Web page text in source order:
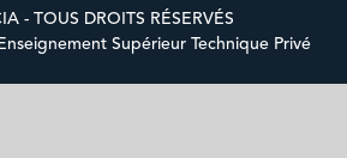
- TOUS DROITS RÉSERVÉS
Supérieur Technique Privé